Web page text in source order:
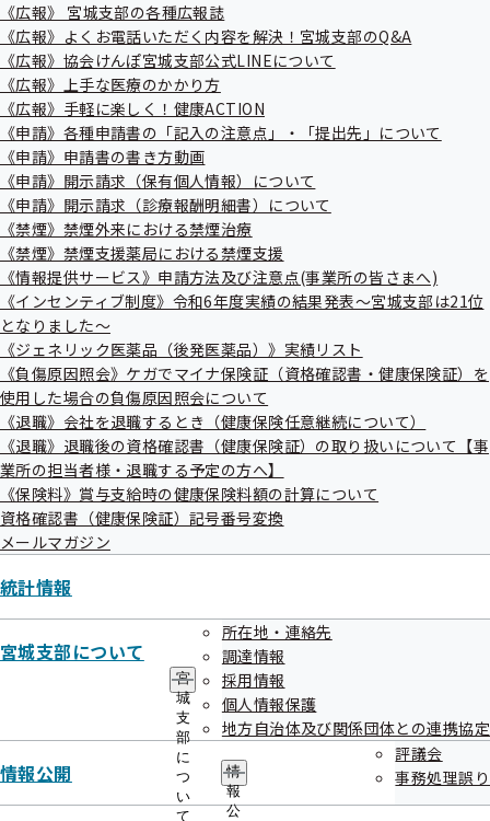
《広報》 宮城支部の各種広報誌
《広報》よくお電話いただく内容を解決！宮城支部のQ&A
《広報》協会けんぽ宮城支部公式LINEについて
《広報》上手な医療のかかり方
《広報》手軽に楽しく！健康ACTION
《申請》各種申請書の「記入の注意点」・「提出先」について
《申請》申請書の書き方動画
《申請》開示請求（保有個人情報）について
《申請》開示請求（診療報酬明細書）について
《禁煙》禁煙外来における禁煙治療
《禁煙》禁煙支援薬局における禁煙支援
《情報提供サービス》申請方法及び注意点(事業所の皆さまへ)
《インセンティブ制度》令和6年度実績の結果発表～宮城支部は21位
となりました～
《ジェネリック医薬品（後発医薬品）》実績リスト
《負傷原因照会》ケガでマイナ保険証（資格確認書・健康保険証）を
使用した場合の負傷原因照会について
《退職》会社を退職するとき（健康保険任意継続について）
《退職》退職後の資格確認書（健康保険証）の取り扱いについて【事
業所の担当者様・退職する予定の方へ】
《保険料》賞与支給時の健康保険料額の計算について
資格確認書（健康保険証）記号番号変換
メールマガジン
統計情報
宮城支部について
宮
城
支
部
に
つ
い
て
所在地・連絡先
調達情報
採用情報
個人情報保護
地方自治体及び関係団体との連携協定
情報公開
情
報
公
評議会
事務処理誤り
2．二次元コードから検索
3．IDを検索